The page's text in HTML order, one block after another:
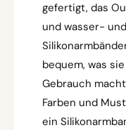
gefertigt, das
und wasser-
bequem, was
Gebrauch
Farben und
ein